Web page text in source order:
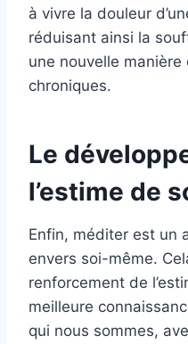
à vivre la douleur
réduisant ainsi la
une nouvelle manière
chroniques.
Le
l’estime de
Enfin, méditer est un
envers soi-même.
renforcement de
meilleure
qui nous sommes,